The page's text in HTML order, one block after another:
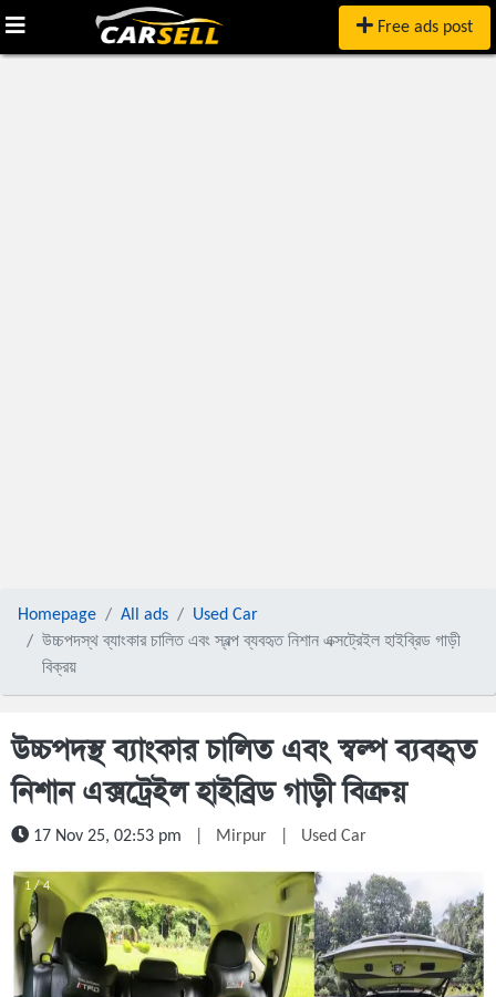
Free ads post
Homepage All ads
Used Car
উচ্চপদস্থ ব্যাংকার চালিত এবং স্বল্প ব্যবহৃত নিশান এক্সট্রেইল হাইব্রিড গাড়ী
বিক্রয়
উচ্চপদস্থ ব্যাংকার চালিত এবং স্বল্প ব্যবহৃত
নিশান এক্সট্রেইল হাইব্রিড গাড়ী বিক্রয়
17 Nov 25, 02:53 pm Mirpur Used Car
1 / 4